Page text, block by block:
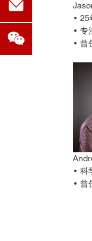
• 25
• 专
• 曾
• 科
• 曾